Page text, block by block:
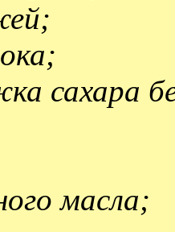
сахара
масла;